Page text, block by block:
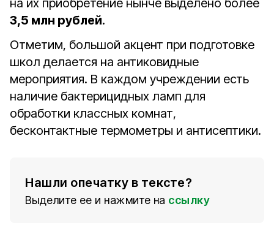
на их приобретение нынче выделено более
3,5 млн рублей.
Отметим, большой акцент при подготовке
школ делается на антиковидные
мероприятия. В каждом учреждении есть
наличие бактерицидных ламп для
обработки классных комнат,
бесконтактные термометры и антисептики.
Нашли опечатку в тексте?
Выделите ее и нажмите на ссылку